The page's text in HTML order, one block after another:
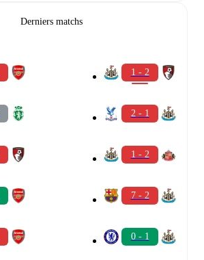
Derniers matchs
1 - 2
2 - 1
1 - 2
7 - 2
0 - 1